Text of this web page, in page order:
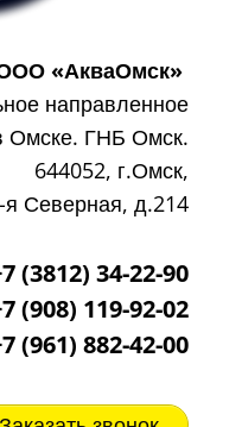
«АкваОмск»
направленное
Омске. ГНБ Омск.
644052, г.Омск,
я Северная, д.214
(3812) 34-22-90
(908) 119-92-02
(961) 882-42-00